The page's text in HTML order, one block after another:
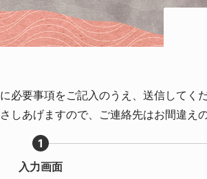
必要事項をご記入のうえ、送信してくだ
しあげますので、ご連絡先はお間違え
1
入力画面現